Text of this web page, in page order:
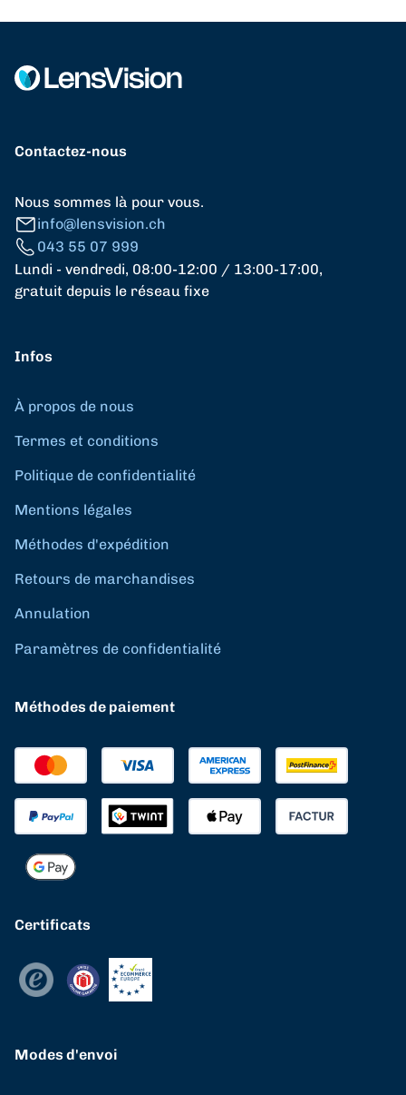
Contactez-nous
Nous sommes là pour vous.
info@lensvision.ch
043 55 07 999
Lundi - vendredi, 08:00-12:00 / 13:00-17:00,
gratuit depuis le réseau fixe
Infos
À propos de nous
Termes et conditions
Politique de confidentialité
Mentions légales
Méthodes d'expédition
Retours de marchandises
Annulation
Paramètres de confidentialité
Méthodes de paiement
Certificats
Modes d'envoi